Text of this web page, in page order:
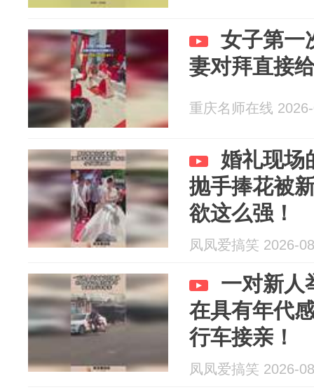
女子第一
妻对拜直接
重庆名师在线
婚礼现场
抛手捧花被
欲这么强！
凤凤爱搞笑 2026-
一对新人
在具有年代
行车接亲！
凤凤爱搞笑 2026-